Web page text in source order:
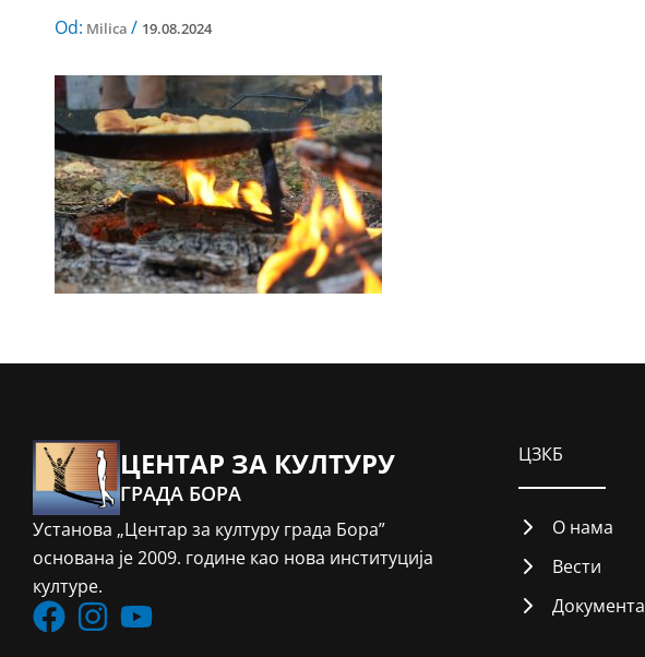
Od: Milica / 19.08.2024
ЦЕНТАР ЗА КУЛТУРУ
ГРАДА БОРА
Установа „Центар за културу града Бора”
основана је 2009. године као нова институција
културе.
ЦЗКБ
О нама
Вести
Документа